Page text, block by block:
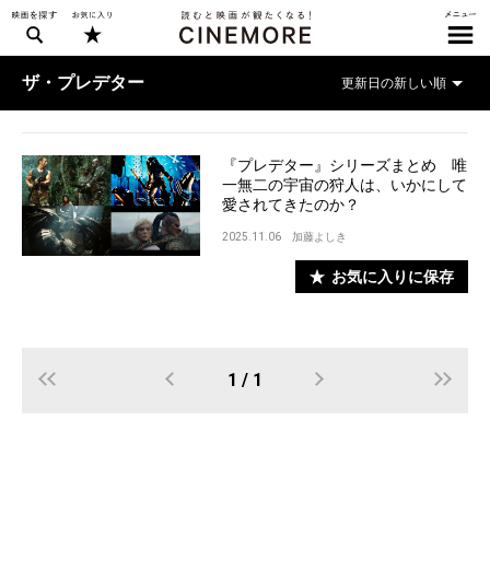
ザ・プレデター
『プレデター』シリーズまとめ 唯
一無二の宇宙の狩人は、いかにして
愛されてきたのか？
2025.11.06 加藤よしき
お気に入りに保存
1 / 1